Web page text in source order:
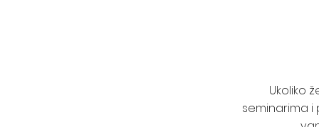
Ukoliko
seminarima